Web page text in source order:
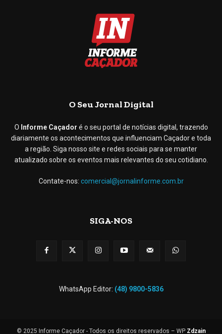
O Seu Jornal Digital
O Informe Caçador é o seu portal de notícias digital, trazendo
diariamente os acontecimentos que influenciam Caçador e toda
a região. Siga nosso site e redes sociais para se manter
atualizado sobre os eventos mais relevantes do seu cotidiano.
Contate-nos: comercial@jornalinforme.com.br
SIGA-NOS
WhatsApp Editor: (48) 9800-5836
© 2025 Informe Caçador - Todos os direitos reservados – WP Zdzain